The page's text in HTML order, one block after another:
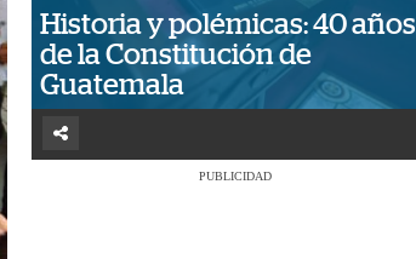
Historia y polémicas: 40 años
de la Constitución de
Guatemala
PUBLICIDAD